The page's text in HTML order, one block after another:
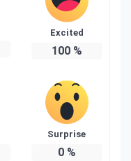
Excited
100%
Surprise
0%